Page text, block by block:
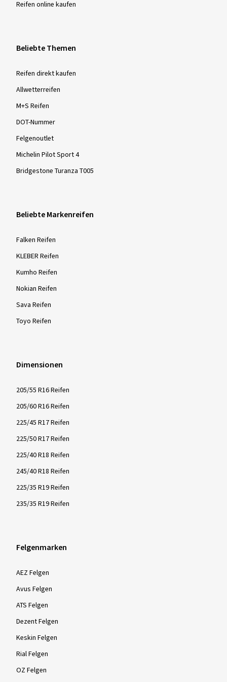
Reifen online kaufen
Beliebte Themen
Reifen direkt kaufen
Allwetterreifen
M+S Reifen
DOT-Nummer
Felgenoutlet
Michelin Pilot Sport 4
Bridgestone Turanza T005
Beliebte Markenreifen
Falken Reifen
KLEBER Reifen
Kumho Reifen
Nokian Reifen
Sava Reifen
Toyo Reifen
Dimensionen
205/55 R16 Reifen
205/60 R16 Reifen
225/45 R17 Reifen
225/50 R17 Reifen
225/40 R18 Reifen
245/40 R18 Reifen
225/35 R19 Reifen
235/35 R19 Reifen
Felgenmarken
AEZ Felgen
Avus Felgen
ATS Felgen
Dezent Felgen
Keskin Felgen
Rial Felgen
OZ Felgen